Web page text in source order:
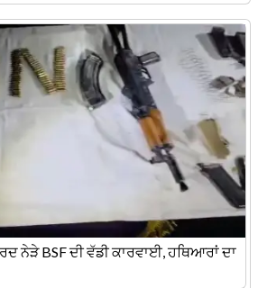
ਨੇੜੇ BSF ਦੀ ਵੱਡੀ ਕਾਰਵਾਈ, ਹਥਿਆਰਾਂ ਦਾ